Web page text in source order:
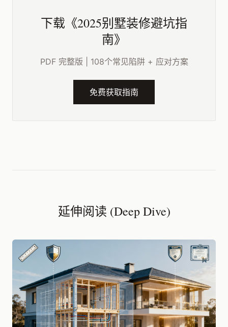
下载《2025别墅装修避坑指
南》
PDF 完整版 | 108个常见陷阱 + 应对方案
免费获取指南
延伸阅读 (Deep Dive)